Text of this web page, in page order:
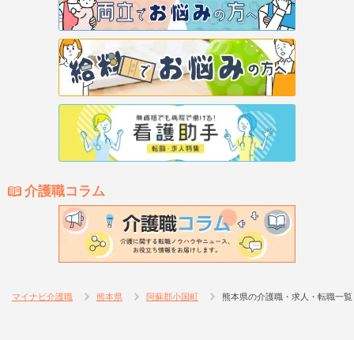
介護職コラム
マイナビ介護職 熊本県 阿蘇郡小国町 熊本県の介護職・求人・転職一覧